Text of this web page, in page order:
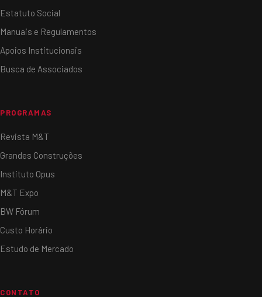
Estatuto Social
Manuais e Regulamentos
Apoios Institucionais
Busca de Associados
PROGRAMAS
Revista M&T
Grandes Construções
Instituto Opus
M&T Expo
BW Fórum
Custo Horário
Estudo de Mercado
CONTATO